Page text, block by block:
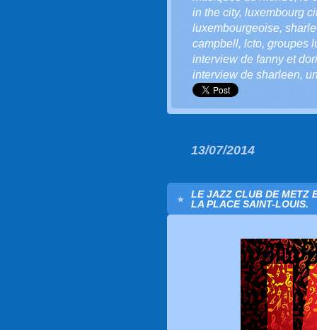
in the city, luxembourg
luxembourgeoise,
campbell, lcto, groupes
interview de fanny et
interview de sharleen,
13/07/2014
LE JAZZ CLUB DE METZ
LA PLACE SAINT-LOUIS.